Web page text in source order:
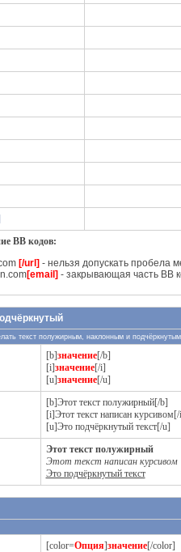
BB кодов:
[/url] - нельзя допускать пробела
[email] - закрывающая часть BB
текст полужирным, наклонным и подчёркнутым
[b]значение[/b]
[i]значение[/i]
[u]значение[/u]
[b]Этот текст полужирный[/b]
[i]Этот текст написан курсивом[/
[u]Это подчёркнутый текст[/u]
Этот текст полужирный
Этот текст написан курсивом
Это подчёркнутый текст
[color=Опция]значение[/color]